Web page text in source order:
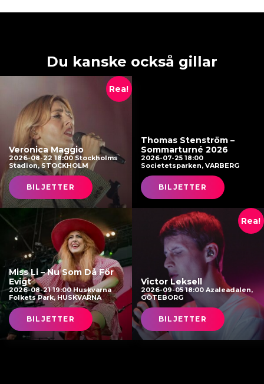
Du kanske också gillar
Rea!
Veronica Maggio
2026-08-22 18:00 Stockholms
Stadion, STOCKHOLM
BILJETTER
Thomas Stenström –
Sommarturné 2026
2026-07-25 18:00
Societetsparken, VARBERG
BILJETTER
Miss Li – Nu Som Då För
Evigt
2026-08-21 19:00 Huskvarna
Folkets Park, HUSKVARNA
BILJETTER
Rea!
Victor Leksell
2026-09-05 18:00 Azaleadalen,
GÖTEBORG
BILJETTER